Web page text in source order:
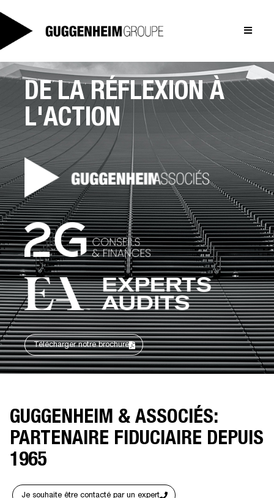
ACCUEIL
A PROPOS
Mission & Engagement
Réseau
CLIENTS
Nos Clients
Case Studies
Team
Équipe
Recrutement
Métiers
méthodologie
Fiduciaire
Fiscalité & Juridique
Conseil
administration d’entreprise
News
Contact
DE LA RÉFLEXION À
L'ACTION
Télécharger notre brochure
GUGGENHEIM & ASSOCIÉS:
PARTENAIRE FIDUCIAIRE DEPUIS
1965
Je souhaite être contacté par un expert